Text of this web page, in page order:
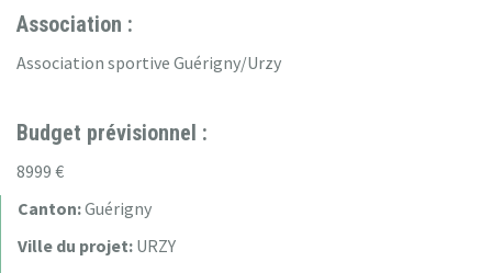
Association :
Association sportive Guérigny/Urzy
Budget prévisionnel :
8999 €
Canton:Guérigny
Ville du projet: URZY